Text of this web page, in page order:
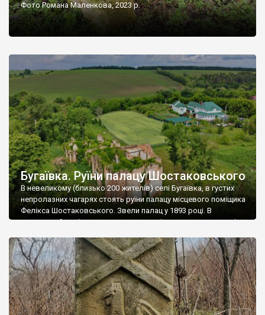
Фото Романа Маленкова, 2023 р.
Бугаївка. Руїни палацу Шостаковського
В невеликому (близько 200 жителів) селі Бугаївка, в густих
непролазних чагарях стоять руїни палацу місцевого поміщика
Фелікса Шостаковського. Звели палац у 1893 році. В
радянський період у ньому спочатку містилася школа, потім
століття тут розмістили туберкульозну лікарню. Коли із
палацу виїхала лікарня – ми точно не […]